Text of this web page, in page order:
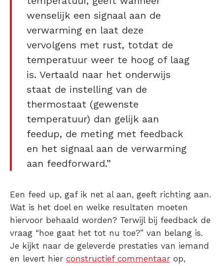
wenselijk een signaal aan de
verwarming en laat deze
vervolgens met rust, totdat de
temperatuur weer te hoog of laag
is. Vertaald naar het onderwijs
staat de instelling van de
thermostaat (gewenste
temperatuur) dan gelijk aan
feedup, de meting met feedback
en het signaal aan de verwarming
aan feedforward.”
Een feed up, gaf ik net al aan, geeft richting aan.
Wat is het doel en welke resultaten moeten
hiervoor behaald worden? Terwijl bij feedback de
vraag “hoe gaat het tot nu toe?” van belang is.
Je kijkt naar de geleverde prestaties van iemand
en levert hier constructief commentaar op,